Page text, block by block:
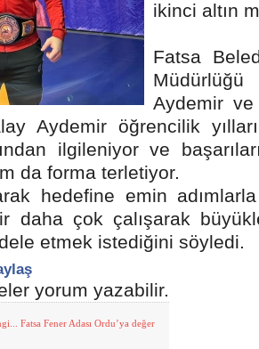
ikinci altın
Fatsa
Aydemir
Aydemir öğrencilik
ilgileniyor ve
da forma terletiyor.
hedefine emin
daha çok çalışarak
etmek istediğini söyledi.
yorum yazabilir.
Fatsa Fener Adası Ordu’ya değer